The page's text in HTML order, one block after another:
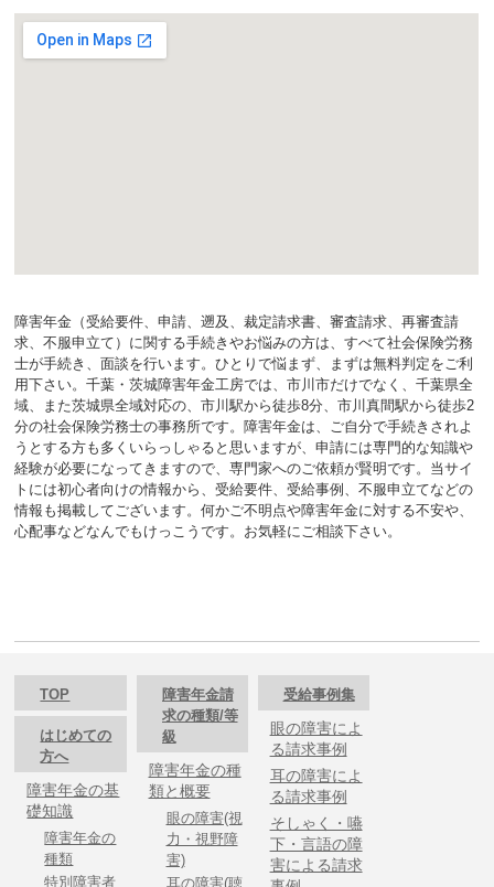
障害年金（受給要件、申請、遡及、裁定請求書、審査請求、再審査請
求、不服申立て）に関する手続きやお悩みの方は、すべて社会保険労務
士が手続き、面談を行います。ひとりで悩まず、まずは無料判定をご利
用下さい。千葉・茨城障害年金工房では、市川市だけでなく、千葉県全
域、また茨城県全域対応の、市川駅から徒歩8分、市川真間駅から徒歩2
分の社会保険労務士の事務所です。障害年金は、ご自分で手続きされよ
うとする方も多くいらっしゃると思いますが、申請には専門的な知識や
経験が必要になってきますので、専門家へのご依頼が賢明です。当サイ
トには初心者向けの情報から、受給要件、受給事例、不服申立てなどの
情報も掲載してございます。何かご不明点や障害年金に対する不安や、
心配事などなんでもけっこうです。お気軽にご相談下さい。
TOP
はじめての
方へ
障害年金の基
礎知識
障害年金の
種類
特別障害者
障害年金請
求の種類/等
級
障害年金の種
類と概要
眼の障害(視
力・視野障
害)
耳の障害(聴
受給事例集
眼の障害によ
る請求事例
耳の障害によ
る請求事例
そしゃく・嚥
下・言語の障
害による請求